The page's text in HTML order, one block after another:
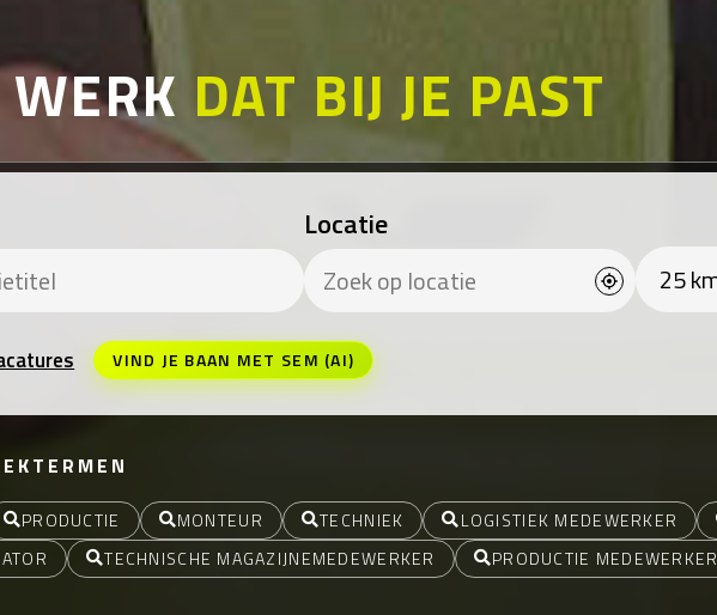
DAT BIJ JE PAST
Locatie
VIND JE BAAN MET SEM (AI)
PRODUCTIE MONTEUR TECHNIEK LOGISTIEK MEDEWERKER
TECHNISCHE MAGAZIJNEMEDEWERKER PRODUCTIE MEDEWERKER